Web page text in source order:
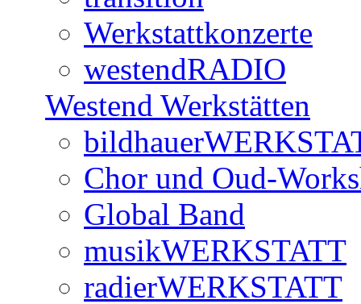
Werkstattkonzerte
westendRADIO
Westend Werkstätten
Chor und Oud-
Global Band
musikWERKSTATT
radierWERKSTATT